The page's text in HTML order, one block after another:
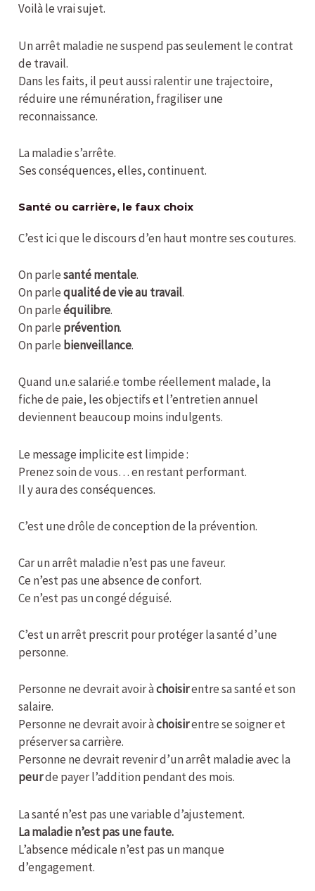
Voilà le vrai sujet.
Un arrêt maladie ne suspend pas seulement le contrat
de travail.
Dans les faits, il peut aussi ralentir une trajectoire,
réduire une rémunération, fragiliser une
reconnaissance.
La maladie s’arrête.
Ses conséquences, elles, continuent.
Santé ou carrière, le faux choix
C’est ici que le discours d’en haut montre ses coutures.
On parlesanté mentale.
On parlequalité de vie au travail.
On parleéquilibre.
On parle prévention.
On parle bienveillance.
Quand un.e salarié.e tombe réellement malade, la
fiche de paie, les objectifs et l’entretien annuel
deviennent beaucoup moins indulgents.
Le message implicite est limpide :
Prenez soin de vous… en restant performant.
Il y aura des conséquences.
C’est une drôle de conception de la prévention.
Car un arrêt maladie n’est pas une faveur.
Ce n’est pas une absence de confort.
Ce n’est pas un congé déguisé.
C’est un arrêt prescrit pour protéger la santé d’une
personne.
Personne ne devrait avoir àchoisirentre sa santé et son
salaire.
Personne ne devrait avoir àchoisirentre se soigner et
préserver sa carrière.
Personne ne devrait revenir d’un arrêt maladie avec la
peurde payer l’addition pendant des mois.
La santé n’est pas une variable d’ajustement.
La maladie n’est pas une faute.
L’absence médicale n’est pas un manque
d’engagement.